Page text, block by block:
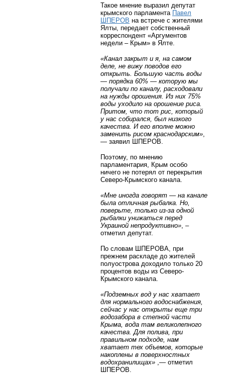
Такое мнение выразил депутат
крымского парламента Павел
ШПЕРОВ на встрече с жителями
Ялты, передает собственный
корреспондент «Аргументов
недели – Крым» в Ялте.
«Канал закрыт и я, на самом
деле, не вижу поводов его
открыть. Большую часть воды
— порядка 60% — которую мы
получали по каналу, расходовали
на нужды орошения. Из них 75%
воды уходило на орошение риса.
Притом, что тот рис, который
у нас собирался, был низкого
качества. И его вполне можно
заменить рисом краснодарским»
— заявил ШПЕРОВ.
Поэтому, по мнению
парламентария, Крым особо
ничего не потерял от перекрытия
Северо-Крымского канала.
«Мне иногда говорят — на канале
была отличная рыбалка. Но,
поверьте, только из-за одной
рыбалки унижаться перед
Украиной непродуктивно» , –
отметил депутат.
По словам ШПЕРОВА, при
прежнем раскладе до жителей
полуострова доходило только 20
процентов воды из Северо-
Крымского канала.
«Подземных вод у нас хватает
для нормального водоснабжения,
сейчас у нас открыты еще три
водозабора в степной части
Крыма, вода там великолепного
качества. Для полива, при
правильном подходе, нам
хватает тех объемов, которые
накоплены в поверхностных
водохранилищах» ,— отметил
ШПЕРОВ.